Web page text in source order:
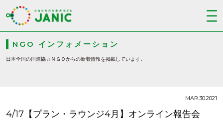
NGO インフォメーション
日本全国の国際協力ＮＧＯからの新着情報を掲載しています。
4/17【プラン・ラウンジ4月】オンライン報告会
MAR.30.2021